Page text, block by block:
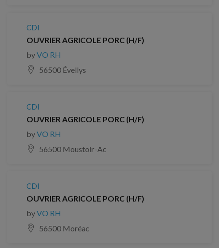
CDI
OUVRIER AGRICOLE PORC (H/F)
byVO RH
56500 Évellys
CDI
OUVRIER AGRICOLE PORC (H/F)
byVO RH
56500 Moustoir-Ac
CDI
OUVRIER AGRICOLE PORC (H/F)
byVO RH
56500 Moréac